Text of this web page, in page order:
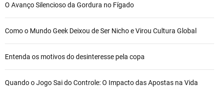
O Avanço Silencioso da Gordura no Fígado
Como o Mundo Geek Deixou de Ser Nicho e Virou Cultura Global
Entenda os motivos do desinteresse pela copa
Quando o Jogo Sai do Controle: O Impacto das Apostas na Vida